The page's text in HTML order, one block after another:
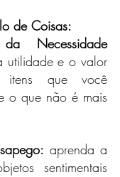
de Coisas:
Necessidade
utilidade e o valor
itens que você
o que não é mais
aprenda a
sentimentais